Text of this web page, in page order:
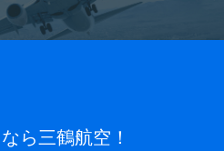
ら三鶴航空！